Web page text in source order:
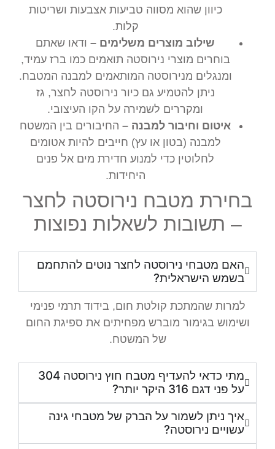
כיוון שהוא מסווה טביעות אצבעות ושריטות
קלות.
שילוב מוצרים משלימים – ודאו שאתם
בוחרים מוצרי נירוסטה תואמים כמו ברז עמיד,
ומנגלים מנירוסטה המותאמים למבנה המטבח.
ניתן להטמיע גם כיור נירוסטה לחצר, גז
ומקררים לשמירה על הקו העיצובי.
איטום וחיבור למבנה – החיבורים בין המשטח
למבנה (בטון או עץ) חייבים להיות אטומים
לחלוטין כדי למנוע חדירת מים אל פנים
היחידות.
בחירת מטבח נירוסטה לחצר
– תשובות לשאלות נפוצות
האם מטבחי נירוסטה לחצר נוטים להתחמם
בשמש הישראלית?
למרות שהמתכת קולטת חום, בידוד תרמי פנימי
ושימוש בגימור מוברש מפחיתים את ספיגת החום
של המשטח.
מתי כדאי להעדיף מטבח חוץ נירוסטה 304
על פני דגם 316 היקר יותר?
איך ניתן לשמור על הברק של מטבחי גינה
עשויים נירוסטה?